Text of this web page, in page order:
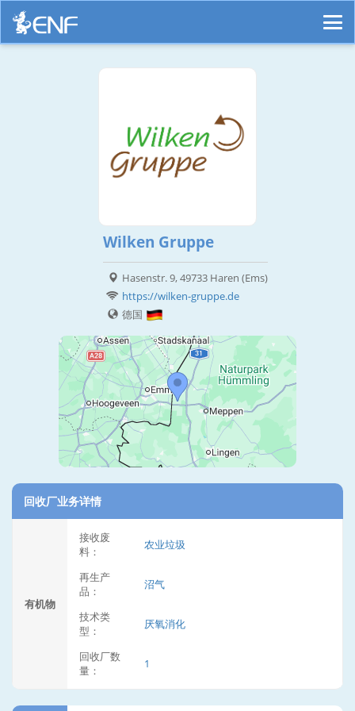
Wilken Gruppe
Hasenstr. 9, 49733 Haren (Ems)
https://wilken-gruppe.de
德国
回收厂业务详情
有机物
接收废
料：
农业垃圾
再生产
品：
沼气
技术类
型：
厌氧消化
回收厂数
量：
1